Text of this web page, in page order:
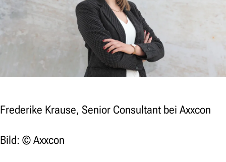
Frederike Krause, Senior Consultant bei Axxcon
Bild: © Axxcon